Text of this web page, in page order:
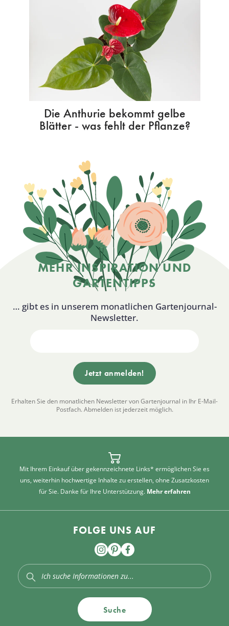
Die Anthurie bekommt gelbe
Blätter - was fehlt der Pflanze?
MEHR INSPIRATION UND
GARTENTIPPS
… gibt es in unserem monatlichen Gartenjournal-
Newsletter.
Erhalten Sie den monatlichen Newsletter von Gartenjournal in Ihr E-Mail-
Postfach. Abmelden ist jederzeit möglich.
Mit Ihrem Einkauf über gekennzeichnete Links* ermöglichen Sie es
uns, weiterhin hochwertige Inhalte zu erstellen, ohne Zusatzkosten
für Sie. Danke für Ihre Unterstützung. Mehr erfahren
FOLGE UNS AUF
Suche